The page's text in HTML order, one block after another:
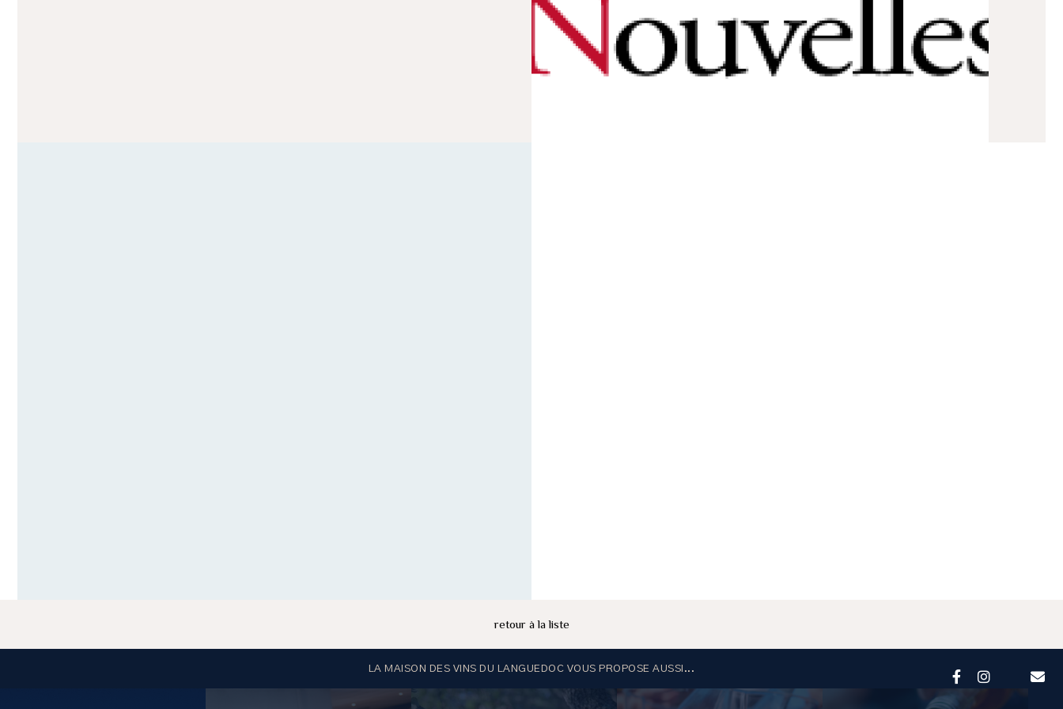
retour à la liste
LA MAISON DES VINS DU LANGUEDOC VOUS PROPOSE AUSSI...